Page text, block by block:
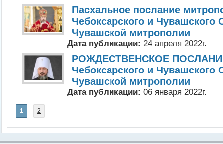
Пасхальное послание
Чебоксарского и Чувашского
Чувашской митрополии
Дата публикации: 24 апреля 2022г.
РОЖДЕСТВЕНСКОЕ
Чебоксарского и Чувашского
Чувашской митрополии
Дата публикации: 06 января 2022г.
1 2